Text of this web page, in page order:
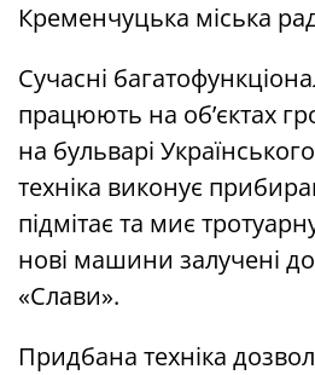
Кременчуцька міська
Сучасні
працюють на об’єктах
на бульварі
техніка виконує
підмітає та миє
нові машини залучені до
«Слави».
Придбана техніка